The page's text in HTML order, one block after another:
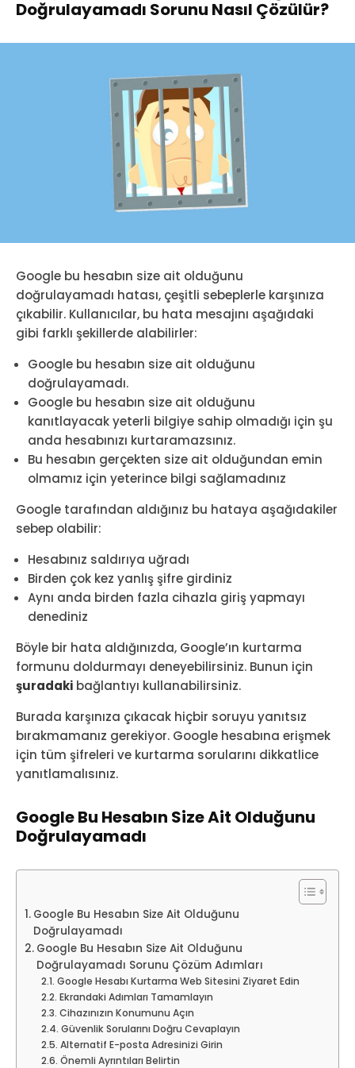
Doğrulayamadı Sorunu Nasıl Çözülür?
Google bu hesabın size ait olduğunu
doğrulayamadı hatası, çeşitli sebeplerle karşınıza
çıkabilir. Kullanıcılar, bu hata mesajını aşağıdaki
gibi farklı şekillerde alabilirler:
Google bu hesabın size ait olduğunu
doğrulayamadı.
Google bu hesabın size ait olduğunu
kanıtlayacak yeterli bilgiye sahip olmadığı için şu
anda hesabınızı kurtaramazsınız.
Bu hesabın gerçekten size ait olduğundan emin
olmamız için yeterince bilgi sağlamadınız
Google tarafından aldığınız bu hataya aşağıdakiler
sebep olabilir:
Hesabınız saldırıya uğradı
Birden çok kez yanlış şifre girdiniz
Aynı anda birden fazla cihazla giriş yapmayı
denediniz
Böyle bir hata aldığınızda, Google’ın kurtarma
formunu doldurmayı deneyebilirsiniz. Bunun için
şuradaki bağlantıyı kullanabilirsiniz.
Burada karşınıza çıkacak hiçbir soruyu yanıtsız
bırakmamanız gerekiyor. Google hesabına erişmek
için tüm şifreleri ve kurtarma sorularını dikkatlice
yanıtlamalısınız.
Google Bu Hesabın Size Ait Olduğunu
Doğrulayamadı
Google Bu Hesabın Size Ait Olduğunu
Doğrulayamadı
Google Bu Hesabın Size Ait Olduğunu
Doğrulayamadı Sorunu Çözüm Adımları
Google Hesabı Kurtarma Web Sitesini Ziyaret Edin
Ekrandaki Adımları Tamamlayın
Cihazınızın Konumunu Açın
Güvenlik Sorularını Doğru Cevaplayın
Alternatif E-posta Adresinizi Girin
Önemli Ayrıntıları Belirtin